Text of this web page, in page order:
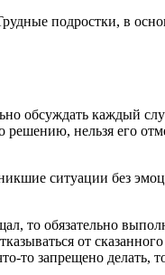
подростки, в
обсуждать каждый
нельзя его
ситуации без
то обязательно
от
запрещено делать,